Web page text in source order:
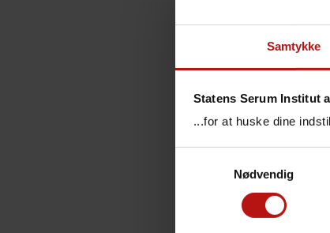
Samtykke
Statens Serum Institut
...for at huske dine
Nødvendig